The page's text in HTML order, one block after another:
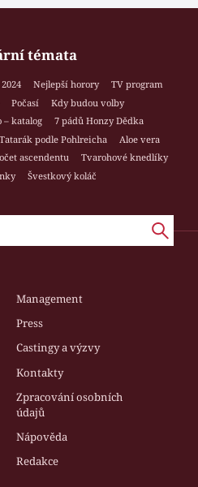
témata
Nejlepší horory
TV program
Počasí
Kdy budou volby
– katalog
7 pádů Honzy Dědka
Tatarák podle Pohlreicha
Aloe vera
ascendentu
Tvarohové knedlíky
Švestkový koláč
Management
Press
Castingy a výzvy
Kontakty
Zpracování osobních
údajů
Nápověda
Redakce